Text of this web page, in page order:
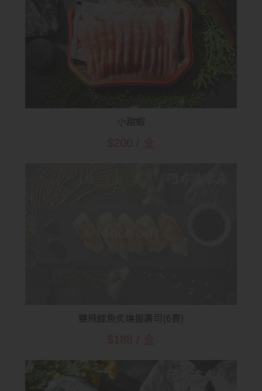
小甜蝦
雙飛鰈魚炙燒握壽司(6貫)